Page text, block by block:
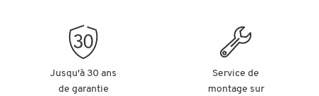
Jusqu'à 30 ans
de garantie
Service de
montage sur